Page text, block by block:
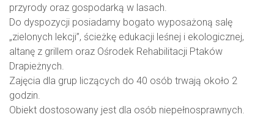
przyrody oraz gospodarką w lasach.
Do dyspozycji posiadamy bogato wyposażoną salę
„zielonych lekcji”, ścieżkę edukacji leśnej i ekologicznej,
altanę z grillem oraz Ośrodek Rehabilitacji Ptaków
Drapieżnych.
Zajęcia dla grup liczących do 40 osób trwają około 2
godzin.
Obiekt dostosowany jest dla osób niepełnosprawnych.